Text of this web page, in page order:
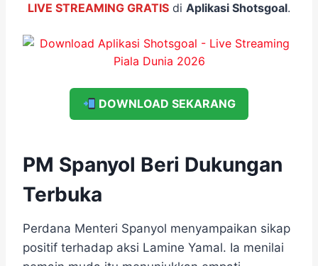
LIVE STREAMING GRATIS di Aplikasi Shotsgoal.
DOWNLOAD SEKARANG
PM Spanyol Beri Dukungan
Terbuka
Perdana Menteri Spanyol menyampaikan sikap
positif terhadap aksi Lamine Yamal. Ia menilai